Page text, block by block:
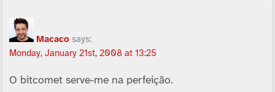
Macaco says:
Monday, January 21st, 2008 at 13:25
O bitcomet serve-me na perfeição.